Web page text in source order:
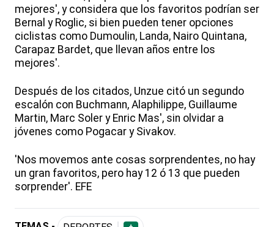
mejores', y considera que los favoritos podrían ser
Bernal y Roglic, si bien pueden tener opciones
ciclistas como Dumoulin, Landa, Nairo Quintana,
Carapaz Bardet, que llevan años entre los
mejores'.
Después de los citados, Unzue citó un segundo
escalón con Buchmann, Alaphilippe, Guillaume
Martin, Marc Soler y Enric Mas', sin olvidar a
jóvenes como Pogacar y Sivakov.
'Nos movemos ante cosas sorprendentes, no hay
un gran favoritos, pero hay 12 ó 13 que pueden
sorprender'. EFE